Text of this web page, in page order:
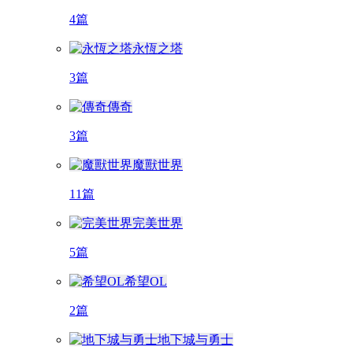
4篇
永恆之塔
3篇
傳奇
3篇
魔獸世界
11篇
完美世界
5篇
希望OL
2篇
地下城与勇士